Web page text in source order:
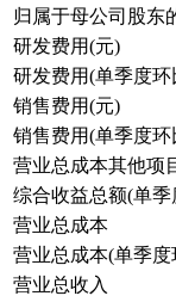
归属于母公司股东
研发费用(元)
研发费用(单季度环
销售费用(元)
销售费用(单季度环
营业总成本其他项
综合收益总额(单季
营业总成本
营业总成本(单季度
营业总收入